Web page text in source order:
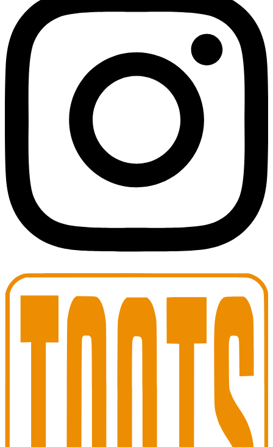
Toots Jazz Club